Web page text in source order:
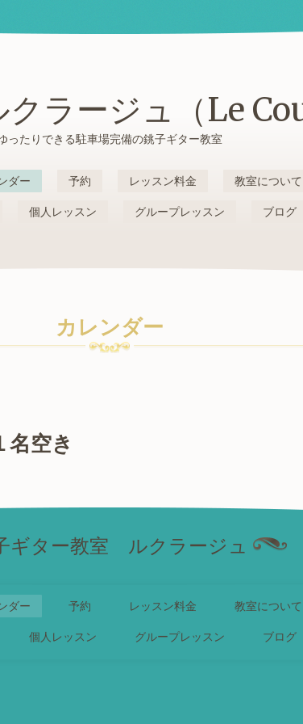
ラージュ（Le
ったりできる駐車場完備の銚子ギター教室
ダー 予約 レッスン料金 教室について
個人レッスン グループレッスン ブログ
カレンダー
空き
ギター教室 ルクラージュ
ダー 予約 レッスン料金 教室について
個人レッスン グループレッスン ブログ